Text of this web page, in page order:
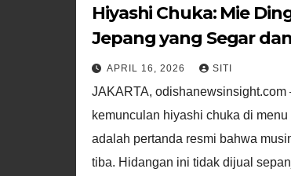
Hiyashi Chuka: Mie
Jepang yang Segar dan
Menyegarkan fatcai99
APRIL 16, 2026 SITI
JAKARTA, odishanewsinsight.com
kemunculan hiyashi chuka di menu
adalah pertanda resmi bahwa
tiba. Hidangan ini tidak dijual